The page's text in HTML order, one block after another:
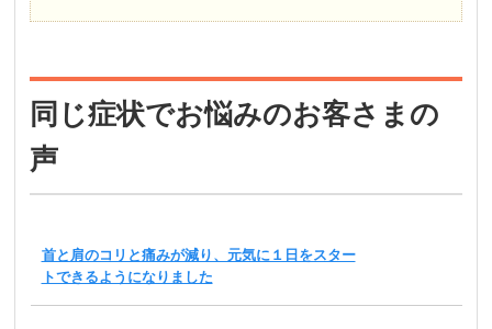
同じ症状でお悩みのお客さまの
声
首と肩のコリと痛みが減り、元気に１日をスター
トできるようになりました